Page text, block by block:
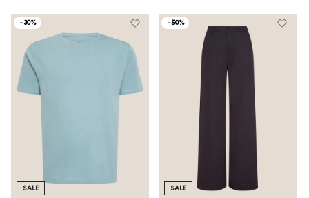
-30%
SALE
-50%
SALE